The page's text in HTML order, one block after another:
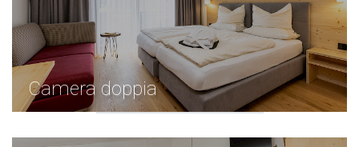
Camera doppia